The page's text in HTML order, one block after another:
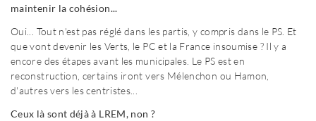
maintenir la cohésion...
Oui... Tout n'est pas réglé dans les partis, y compris dans le PS. Et
que vont devenir les Verts, le PC et la France insoumise ? Il y a
encore des étapes avant les municipales. Le PS est en
reconstruction, certains iront vers Mélenchon ou Hamon,
d'autres vers les centristes...
Ceux là sont déjà à LREM, non ?